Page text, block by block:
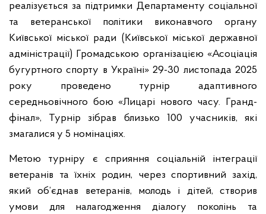
реалізується за підтримки Департаменту соціальної
та ветеранської політики виконавчого органу
Київської міської ради (Київської міської державної
адміністрації) Громадською організацією «Асоціація
бугуртного спорту в Україні» 29-30 листопада 2025
року проведено турнір адаптивного
середньовічного бою «Лицарі нового часу. Гранд-
фінал», Турнір зібрав близько 100 учасників, які
змагалися у 5 номінаціях.
Метою турніру є сприяння соціальній інтеграції
ветеранів та їхніх родин, через спортивний захід,
який об’єднав ветеранів, молодь і дітей, створив
умови для налагодження діалогу поколінь та